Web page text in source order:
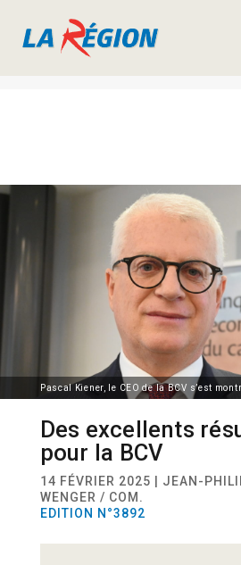
Pascal Kiener, le CEO de la BCV s’est
Des excellents
pour la BCV
14 FÉVRIER 2025 | JEAN-
WENGER / COM.
EDITION N°3892